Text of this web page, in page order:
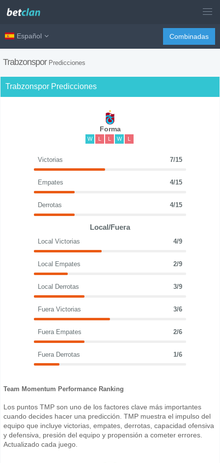
Español Combinadas
Trabzonspor Predicciones
Trabzonspor Predicciones
Forma
W L L W L
Victorias 7/15
Empates 4/15
Derrotas 4/15
Local/Fuera
Local Victorias 4/9
Local Empates 2/9
Local Derrotas 3/9
Fuera Victorias 3/6
Fuera Empates 2/6
Fuera Derrotas 1/6
Team Momentum Performance Ranking
Los puntos TMP son uno de los factores clave más importantes
cuando decides hacer una predicción. TMP muestra el impulso del
equipo que incluye victorias, empates, derrotas, capacidad ofensiva
y defensiva, presión del equipo y propensión a cometer errores.
Actualizado cada juego.